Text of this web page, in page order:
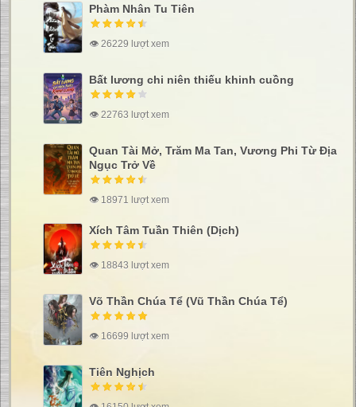
Phàm Nhân Tu Tiên
👁 26229 lượt xem
Bất lương chi niên thiếu khinh cuồng
👁 22763 lượt xem
Quan Tài Mở, Trăm Ma Tan, Vương Phi Từ Địa
Ngục Trở Về
👁 18971 lượt xem
Xích Tâm Tuần Thiên (Dịch)
👁 18843 lượt xem
Võ Thần Chúa Tể (Vũ Thần Chúa Tể)
👁 16699 lượt xem
Tiên Nghịch